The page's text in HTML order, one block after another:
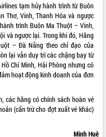
tạm hủy hành trình từ Buôn
Thơ, Vinh, Thanh Hóa và ngược
trình Buôn Ma Thuột – Vinh,
và ngược lại. Trong khi đó, Hãng
– Đà Nẵng theo chỉ đạo của
lại vẫn duy trì các chặng bay từ
Chí Minh, Hải Phòng nhưng có
hoạt động kinh doanh của đơn
các hãng có chính sách hoàn vé
(cấn trừ cho đợt xuất vé khác)
Minh Huệ